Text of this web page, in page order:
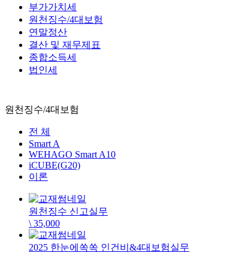
부가가치세
원천징수/4대보험
연말정산
결산 및 재무제표
종합소득세
법인세
원천징수/4대보험
전 체
Smart A
WEHAGO Smart A10
iCUBE(G20)
이론
원천징수 신고실무
\ 35,000
2025 한눈에쏙쏙 인건비&4대보험실무